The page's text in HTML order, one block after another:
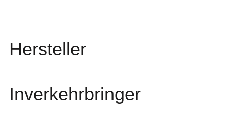
Hersteller
Inverkehrbringer